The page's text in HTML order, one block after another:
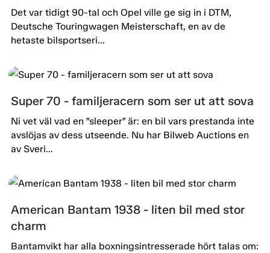
Det var tidigt 90-tal och Opel ville ge sig in i DTM,
Deutsche Touringwagen Meisterschaft, en av de
hetaste bilsportseri...
Super 70 - familjeracern som ser ut att sova
Ni vet väl vad en ”sleeper” är: en bil vars prestanda inte
avslöjas av dess utseende. Nu har Bilweb Auctions en
av Sveri...
American Bantam 1938 - liten bil med stor
charm
Bantamvikt har alla boxningsintresserade hört talas om: